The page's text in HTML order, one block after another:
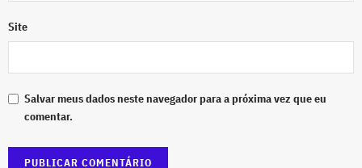
Site
Salvar meus dados neste navegador para a próxima vez que eu
comentar.